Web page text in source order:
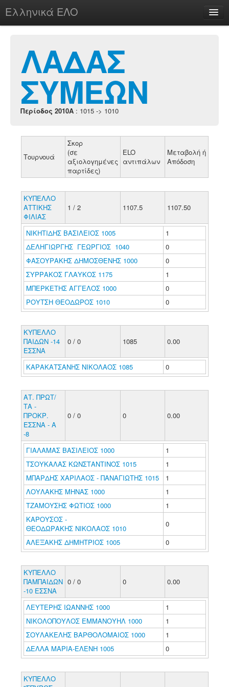
Ελληνικά ΕΛΟ
chesstu.be @ discord
Login
ΛΑΔΑΣ
ΣΥΜΕΩΝ
Περίοδος 2010A : 1015 -> 1010
Τουρνουά
Σκορ
(σε
αξιολογημένες
παρτίδες)
ELO
αντιπάλων
Μεταβολή ή
Απόδοση
ΚΥΠΕΛΛΟ
ΑΤΤΙΚΗΣ
ΦΙΛΙΑΣ
1 / 2 1107.5 1107.50
ΝΙΚΗΤΙΔΗΣ ΒΑΣΙΛΕΙΟΣ 1005
1
ΔΕΛΗΓΙΩΡΓΗΣ ΓΕΩΡΓΙΟΣ 1040
0
ΦΑΣΟΥΡΑΚΗΣ ΔΗΜΟΣΘΕΝΗΣ 1000
0
ΣΥΡΡΑΚΟΣ ΓΛΑΥΚΟΣ 1175
1
ΜΠΕΡΚΕΤΗΣ ΑΓΓΕΛΟΣ 1000
0
ΡΟΥΤΣΗ ΘΕΟΔΩΡΟΣ 1010
0
ΚΥΠΕΛΛΟ
ΠΑΙΔΩΝ -14
ΕΣΣΝΑ
0 / 0 1085 0.00
ΚΑΡΑΚΑΤΣΑΝΗΣ ΝΙΚΟΛΑΟΣ 1085 0
ΑΤ. ΠΡΩΤ/
ΤΑ -
ΠΡΟΚΡ.
ΕΣΣΝΑ - Α
-8
0 / 0 0 0.00
ΓΙΑΛΑΜΑΣ ΒΑΣΙΛΕΙΟΣ 1000
1
ΤΣΟΥΚΑΛΑΣ ΚΩΝΣΤΑΝΤΙΝΟΣ 1015
1
ΜΠΑΡΔΗΣ ΧΑΡΙΛΑΟΣ - ΠΑΝΑΓΙΩΤΗΣ 1015
1
ΛΟΥΛΑΚΗΣ ΜΗΝΑΣ 1000
1
ΤΖΑΜΟΥΣΗΣ ΦΩΤΙΟΣ 1000
1
ΚΑΡΟΥΣΟΣ -
ΘΕΟΔΩΡΑΚΗΣ ΝΙΚΟΛΑΟΣ 1010
0
ΑΛΕΞΑΚΗΣ ΔΗΜΗΤΡΙΟΣ 1005
0
ΚΥΠΕΛΛΟ
ΠΑΜΠΑΙΔΩΝ
-10 ΕΣΣΝΑ
0 / 0 0 0.00
ΛΕΥΤΕΡΗΣ ΙΩΑΝΝΗΣ 1000
1
ΝΙΚΟΛΟΠΟΥΛΟΣ ΕΜΜΑΝΟΥΗΛ 1000
1
ΣΟΥΛΑΚΕΛΗΣ ΒΑΡΘΟΛΟΜΑΙΟΣ 1000
1
ΔΕΛΛΑ ΜΑΡΙΑ-ΕΛΕΝΗ 1005
0
ΚΥΠΕΛΛΟ